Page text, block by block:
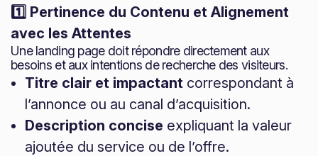
1️⃣ Pertinence du Contenu et Alignement
avec les Attentes
Une landing page doit répondre directement aux
besoins et aux intentions de recherche des visiteurs.
Titre clair et impactant correspondant à
l’annonce ou au canal d’acquisition.
Description concise expliquant la valeur
ajoutée du service ou de l’offre.